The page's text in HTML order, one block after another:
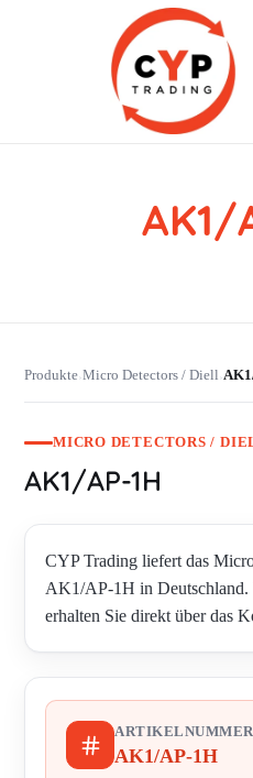
CYP Trading
AK1/
Produkte›Micro Detectors / Diell›
MICRO DETECTORS /
AK1/AP-1H
CYP Trading liefert das
AK1/AP-1H in Deutschland.
erhalten Sie direkt über das
ARTIKELNUMMER
AK1/AP-1H